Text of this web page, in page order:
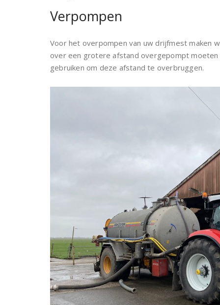
Verpompen
Voor het overpompen van uw drijfmest maken
over een grotere afstand overgepompt moeten
gebruiken om deze afstand te overbruggen.